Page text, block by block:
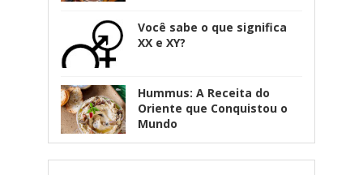
Você sabe o que significa
XX e XY?
Hummus: A Receita do
Oriente que Conquistou o
Mundo